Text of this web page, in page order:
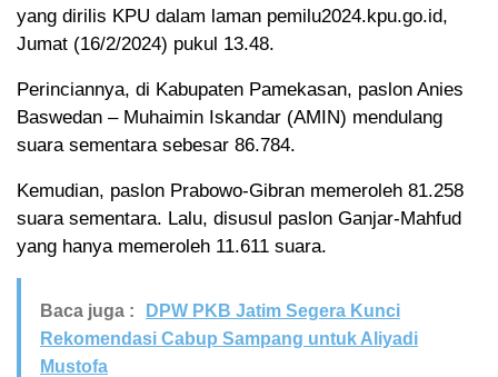
yang dirilis KPU dalam laman pemilu2024.kpu.go.id,
Jumat (16/2/2024) pukul 13.48.
Perinciannya, di Kabupaten Pamekasan, paslon Anies
Baswedan – Muhaimin Iskandar (AMIN) mendulang
suara sementara sebesar 86.784.
Kemudian, paslon Prabowo-Gibran memeroleh 81.258
suara sementara. Lalu, disusul paslon Ganjar-Mahfud
yang hanya memeroleh 11.611 suara.
Baca juga :
DPW PKB Jatim Segera Kunci
Rekomendasi Cabup Sampang untuk Aliyadi
Mustofa